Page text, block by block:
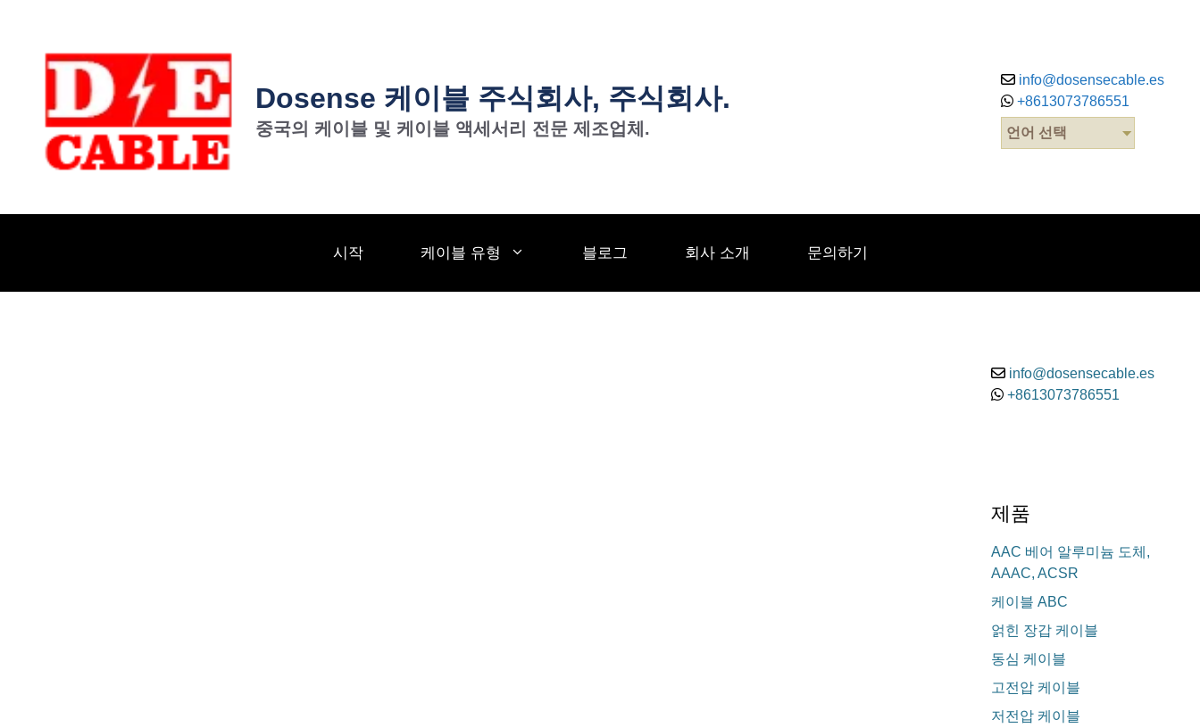
Dosense 케이블 주식회사, 주식회사.
중국의 케이블 및 케이블 액세서리 전문 제조업체.
info@dosensecable.es
+8613073786551
언어 선택
시작 케이블 유형 블로그 회사 소개 문의하기
info@dosensecable.es
+8613073786551
제품
AAC 베어 알루미늄 도체,
AAAC, ACSR
케이블 ABC
얽힌 장갑 케이블
동심 케이블
고전압 케이블
저전압 케이블